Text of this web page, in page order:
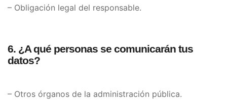
– Obligación legal del responsable.
6. ¿A qué personas se comunicarán tus
datos?
– Otros órganos de la administración pública.